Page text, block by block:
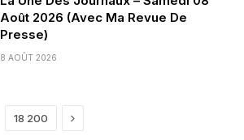
Août 2026 (Avec Ma Revue De
Presse)
8 AOÛT 2026
18 200 Next